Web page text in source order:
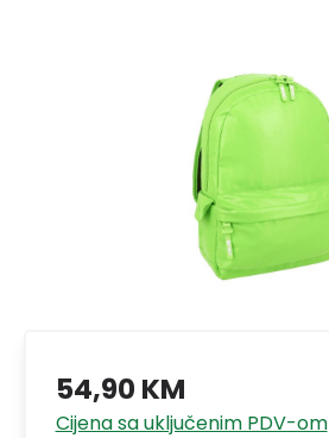
54,90 KM
Cijena sa uključenim PDV-om